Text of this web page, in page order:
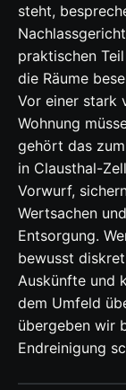
steht,
praktischen
die Räume
Vor einer stark
Wohnung
gehört das
in Clausthal-
Vorwurf,
Wertsachen
Entsorgung.
bewusst
Auskünfte und
dem Umfeld
übergeben wir
Endreinigung